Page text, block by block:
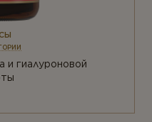
и гиалуроновой